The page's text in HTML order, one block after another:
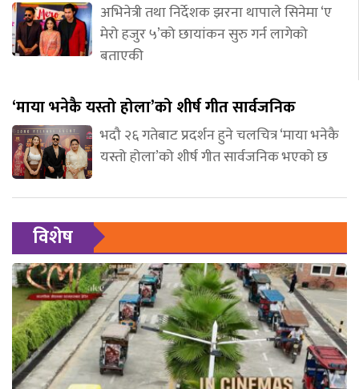
अभिनेत्री तथा निर्देशक झरना थापाले सिनेमा ‘ए
मेरो हजुर ५’को छायांकन सुरु गर्न लागेको
बताएकी
‘माया भनेकै यस्तो होला’को शीर्ष गीत सार्वजनिक
भदौ २६ गतेबाट प्रदर्शन हुने चलचित्र ‘माया भनेकै
यस्तो होला’को शीर्ष गीत सार्वजनिक भएको छ
विशेष